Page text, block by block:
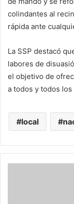
colindantes al
rápida ante
La SSP destacó
labores de
el objetivo de
a todos y todos
local